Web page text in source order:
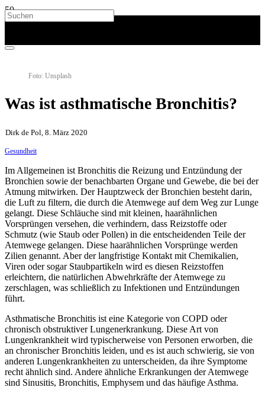
Foto: Unsplash
Was ist asthmatische Bronchitis?
Dirk de Pol, 8. März 2020
Gesundheit
Im Allgemeinen ist Bronchitis die Reizung und Entzündung der
Bronchien sowie der benachbarten Organe und Gewebe, die bei der
Atmung mitwirken. Der Hauptzweck der Bronchien besteht darin,
die Luft zu filtern, die durch die Atemwege auf dem Weg zur Lunge
gelangt. Diese Schläuche sind mit kleinen, haarähnlichen
Vorsprüngen versehen, die verhindern, dass Reizstoffe oder
Schmutz (wie Staub oder Pollen) in die entscheidenden Teile der
Atemwege gelangen. Diese haarähnlichen Vorsprünge werden
Zilien genannt. Aber der langfristige Kontakt mit Chemikalien,
Viren oder sogar Staubpartikeln wird es diesen Reizstoffen
erleichtern, die natürlichen Abwehrkräfte der Atemwege zu
zerschlagen, was schließlich zu Infektionen und Entzündungen
führt.
Asthmatische Bronchitis ist eine Kategorie von COPD oder
chronisch obstruktiver Lungenerkrankung. Diese Art von
Lungenkrankheit wird typischerweise von Personen erworben, die
an chronischer Bronchitis leiden, und es ist auch schwierig, sie von
anderen Lungenkrankheiten zu unterscheiden, da ihre Symptome
recht ähnlich sind. Andere ähnliche Erkrankungen der Atemwege
sind Sinusitis, Bronchitis, Emphysem und das häufige Asthma.